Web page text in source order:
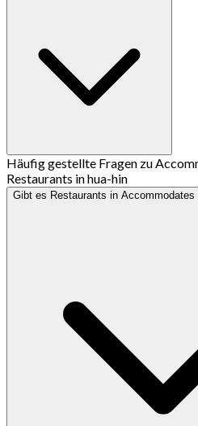
Häufig gestellte Fragen zu
Restaurants in hua-hin
Gibt es Restaurants in